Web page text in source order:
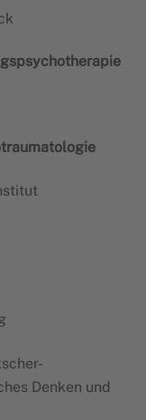
Denken und